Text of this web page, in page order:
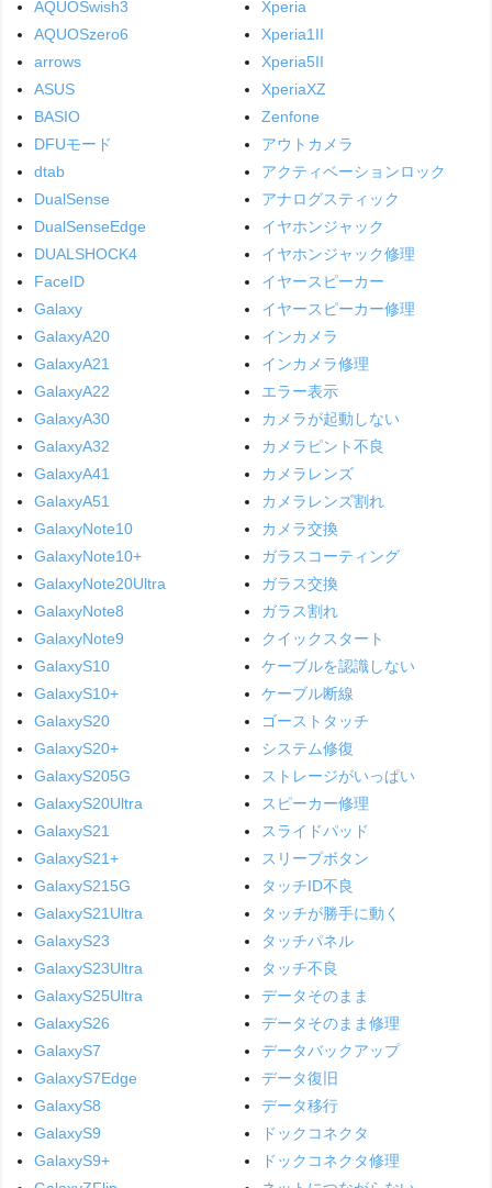
AQUOSwish3
AQUOSzero6
arrows
ASUS
BASIO
DFUモード
dtab
DualSense
DualSenseEdge
DUALSHOCK4
FaceID
Galaxy
GalaxyA20
GalaxyA21
GalaxyA22
GalaxyA30
GalaxyA32
GalaxyA41
GalaxyA51
GalaxyNote10
GalaxyNote10+
GalaxyNote20Ultra
GalaxyNote8
GalaxyNote9
GalaxyS10
GalaxyS10+
GalaxyS20
GalaxyS20+
GalaxyS205G
GalaxyS20Ultra
GalaxyS21
GalaxyS21+
GalaxyS215G
GalaxyS21Ultra
GalaxyS23
GalaxyS23Ultra
GalaxyS25Ultra
GalaxyS26
GalaxyS7
GalaxyS7Edge
GalaxyS8
GalaxyS9
GalaxyS9+
Xperia
Xperia1II
Xperia5II
XperiaXZ
Zenfone
アウトカメラ
アクティベーションロック
アナログスティック
イヤホンジャック
イヤホンジャック修理
イヤースピーカー
イヤースピーカー修理
インカメラ
インカメラ修理
エラー表示
カメラが起動しない
カメラピント不良
カメラレンズ
カメラレンズ割れ
カメラ交換
ガラスコーティング
ガラス交換
ガラス割れ
クイックスタート
ケーブルを認識しない
ケーブル断線
ゴーストタッチ
システム修復
ストレージがいっぱい
スピーカー修理
スライドパッド
スリープボタン
タッチID不良
タッチが勝手に動く
タッチパネル
タッチ不良
データそのまま
データそのまま修理
データバックアップ
データ復旧
データ移行
ドックコネクタ
ドックコネクタ修理